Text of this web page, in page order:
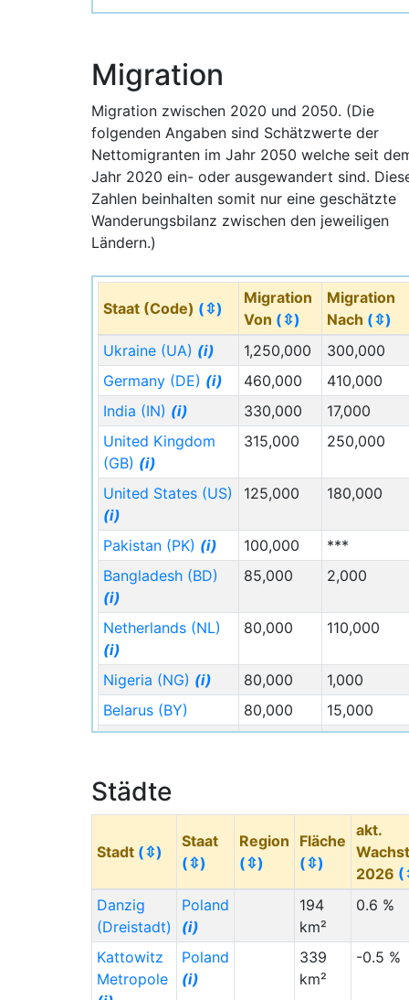
Migration
Migration zwischen 2020 und 2050. (Die
folgenden Angaben sind Schätzwerte der
Nettomigranten im Jahr 2050 welche seit
Jahr 2020 ein- oder ausgewandert sind.
Zahlen beinhalten somit nur eine geschätzte
Wanderungsbilanz zwischen den jeweiligen
Ländern.)
Staat (Code) (⇳)
Migration
Von (⇳)
Migration
Nach (⇳)
Ukraine (UA) (i) 1,250,000
300,000
Germany (DE) (i) 460,000
410,000
India (IN) (i) 330,000
17,000
United Kingdom
(GB) (i)
315,000 250,000
United States (US)
(i)
125,000 180,000
Pakistan (PK) (i) 100,000
***
Bangladesh (BD)
(i)
85,000 2,000
Netherlands (NL)
(i)
80,000 110,000
Nigeria (NG) (i) 80,000
1,000
Belarus (BY)
80,000
15,000
Russia (RU)
13,000
Ireland (IE)
(i) 46,000
85,000
12,000
Staat (Code)(⇳)
Migration
Migration
Norway (NO)(i)
55,000
Indonesia (ID)
Städte
Stadt (⇳)
Staat
(⇳)
Region
(⇳)
Fläche
(⇳)
akt.
2026
Danzig
(Dreistadt)
Poland
(i)
194
km²
0.6 %
Kattowitz
Metropole
Poland
(i)
339
km²
-0.5 %